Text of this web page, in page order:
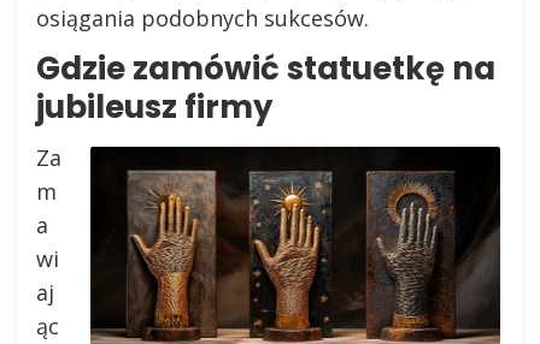
osiągania podobnych sukcesów.
Gdzie zamówić statuetkę na
jubileusz firmy
Za
m
a
wi
aj
ąc